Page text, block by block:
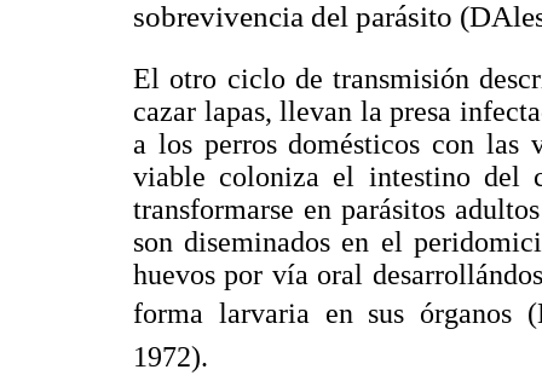
sobrevivencia del parásito
El otro ciclo de transmisión
cazar lapas, llevan la presa
a los perros domésticos con las
viable coloniza el intestino del
transformarse en parásitos
son diseminados en el
huevos por vía oral
forma larvaria en sus órganos
1972).